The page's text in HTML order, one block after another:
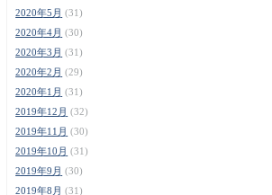
2020年5月 (31)
2020年4月 (30)
2020年3月 (31)
2020年2月 (29)
2020年1月 (31)
2019年12月 (32)
2019年11月 (30)
2019年10月 (31)
2019年9月 (30)
2019年8月 (31)